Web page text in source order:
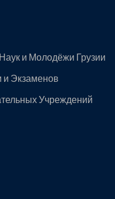
и Молодёжи Грузии
Экзаменов
Учреждений